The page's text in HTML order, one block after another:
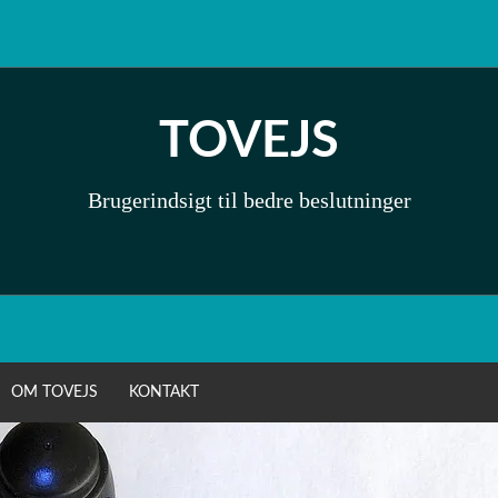
TOVEJS
Brugerindsigt til bedre beslutninger
OM TOVEJS KONTAKT